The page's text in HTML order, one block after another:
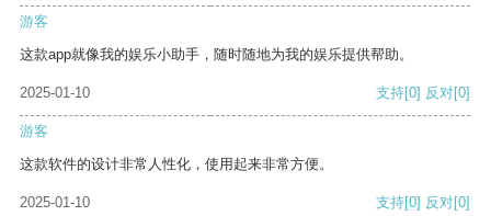
游客
这款app就像我的娱乐小助手，随时随地为我的娱乐提供帮助。
2025-01-10 支持[0] 反对[0]
游客
这款软件的设计非常人性化，使用起来非常方便。
2025-01-10 支持[0] 反对[0]